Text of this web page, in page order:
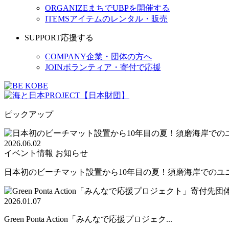
ORGANIZE まちでUBPを開催する
ITEMSアイテムのレンタル・販売
SUPPORT応援する
COMPANY企業・団体の方へ
JOINボランティア・寄付で応援
ピックアップ
2026.06.02
イベント情報 お知らせ
日本初のビーチマット設置から10年目の夏！須磨海岸でのユ
2026.01.07
Green Ponta Action「みんなで応援プロジェク...